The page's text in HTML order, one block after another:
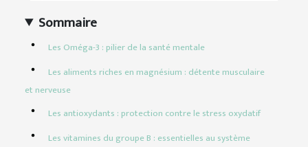
Sommaire
Les Oméga-3 : pilier de la santé mentale
Les aliments riches en magnésium : détente musculaire
et nerveuse
Les antioxydants : protection contre le stress oxydatif
Les vitamines du groupe B : essentielles au système